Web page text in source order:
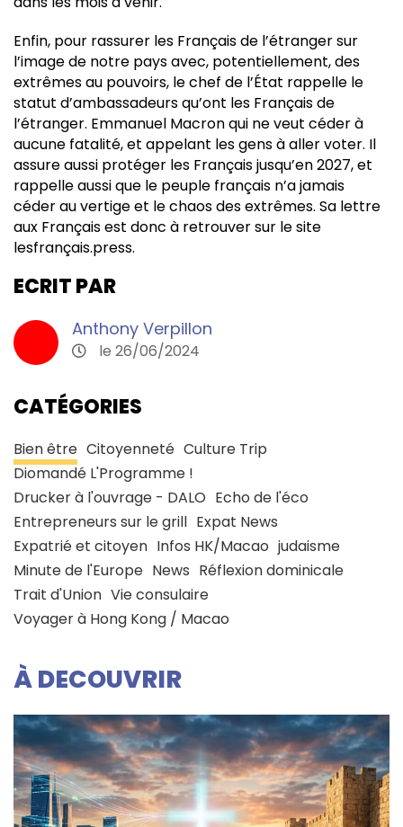
Enfin, pour rassurer les Français de l’étranger sur
l’image de notre pays avec, potentiellement, des
extrêmes au pouvoirs, le chef de l’État rappelle le
statut d’ambassadeurs qu’ont les Français de
l’étranger. Emmanuel Macron qui ne veut céder à
aucune fatalité, et appelant les gens à aller voter. Il
assure aussi protéger les Français jusqu’en 2027, et
rappelle aussi que le peuple français n’a jamais
céder au vertige et le chaos des extrêmes. Sa lettre
aux Français est donc à retrouver sur le site
lesfrançais.press.
ECRIT PAR
Anthony Verpillon
le 26/06/2024
CATÉGORIES
Bien être Citoyenneté Culture Trip
Diomandé L'Programme !
Drucker à l'ouvrage - DALO Echo de l'éco
Entrepreneurs sur le grill Expat News
Expatrié et citoyen Infos HK/Macao judaisme
Minute de l'Europe News Réflexion dominicale
Trait d'Union Vie consulaire
Voyager à Hong Kong / Macao
À DECOUVRIR